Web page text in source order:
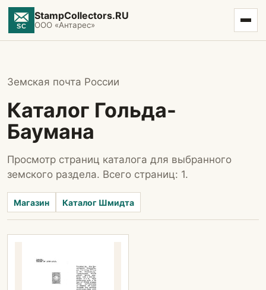
StampCollectors.RU
ООО «Антарес»
Земская почта России
Каталог Гольда-
Баумана
Просмотр страниц каталога для выбранного
земского раздела. Всего страниц: 1.
Магазин Каталог Шмидта